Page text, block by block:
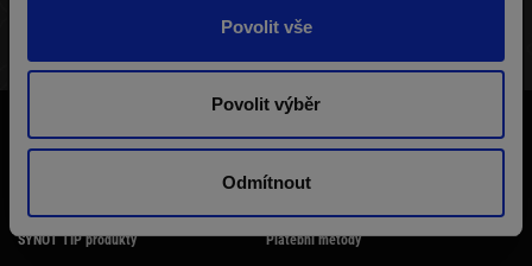
Povolit vše
Povolit výběr
Odmítnout
na hazardní hře může vzniknout závislost! Hazardních her se nemohou
SYNOT TIP produkty Platební metody